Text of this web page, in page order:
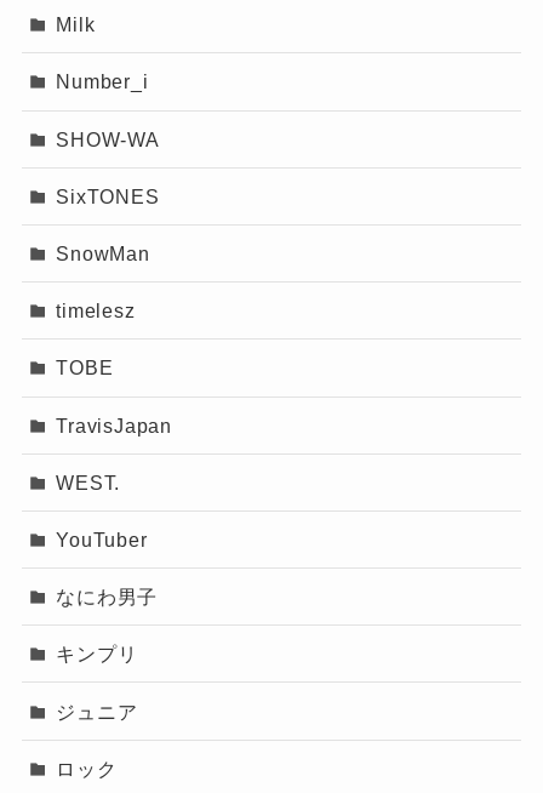
Milk
Number_i
SHOW-WA
SixTONES
SnowMan
timelesz
TOBE
TravisJapan
WEST.
YouTuber
なにわ男子
キンプリ
ジュニア
ロック